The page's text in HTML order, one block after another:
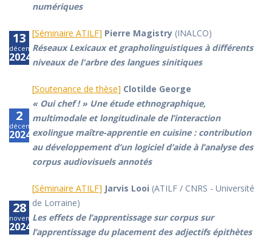
numériques
13
décembre
2024
[Séminaire ATILF] Pierre Magistry(INALCO)
Réseaux Lexicaux et grapholinguistiques à différents
niveaux de l'arbre des langues sinitiques
2
décembre
2024
[Soutenance de thèse] Clotilde George
« Oui chef ! » Une étude ethnographique,
multimodale et longitudinale de l’interaction
exolingue maître-apprentie en cuisine : contribution
au développement d’un logiciel d’aide à l’analyse des
corpus audiovisuels annotés
28
novembre
2024
[Séminaire ATILF] Jarvis Looi (ATILF / CNRS - Université
de Lorraine)
Les effets de l’apprentissage sur corpus sur
l’apprentissage du placement des adjectifs épithètes